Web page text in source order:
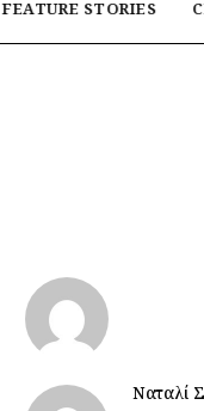
FEATURE STORIES
Ναταλί